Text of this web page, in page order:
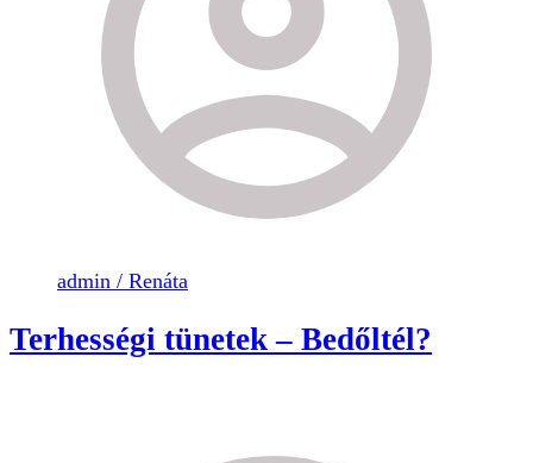
admin / Renáta
Terhességi tünetek – Bedőltél?